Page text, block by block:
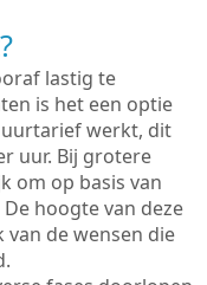
lastig te
is het een optie
uurtarief werkt, dit
uur. Bij grotere
om op basis van
hoogte van deze
de wensen die